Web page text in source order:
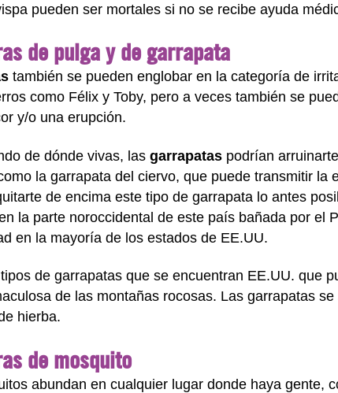
pueden ser mortales si no se recibe ayuda
de pulga y de garrapata
también se pueden englobar en la categoría de
como Félix y Toby, pero a veces también se
y/o una erupción.
de dónde vivas, las garrapatas podrían
la garrapata del ciervo, que puede transmitir
de encima este tipo de garrapata lo antes
la parte noroccidental de este país bañada por el
en la mayoría de los estados de EE.UU.
de garrapatas que se encuentran EE.UU. que
de las montañas rocosas. Las garrapatas
hierba.
de mosquito
abundan en cualquier lugar donde haya gente,